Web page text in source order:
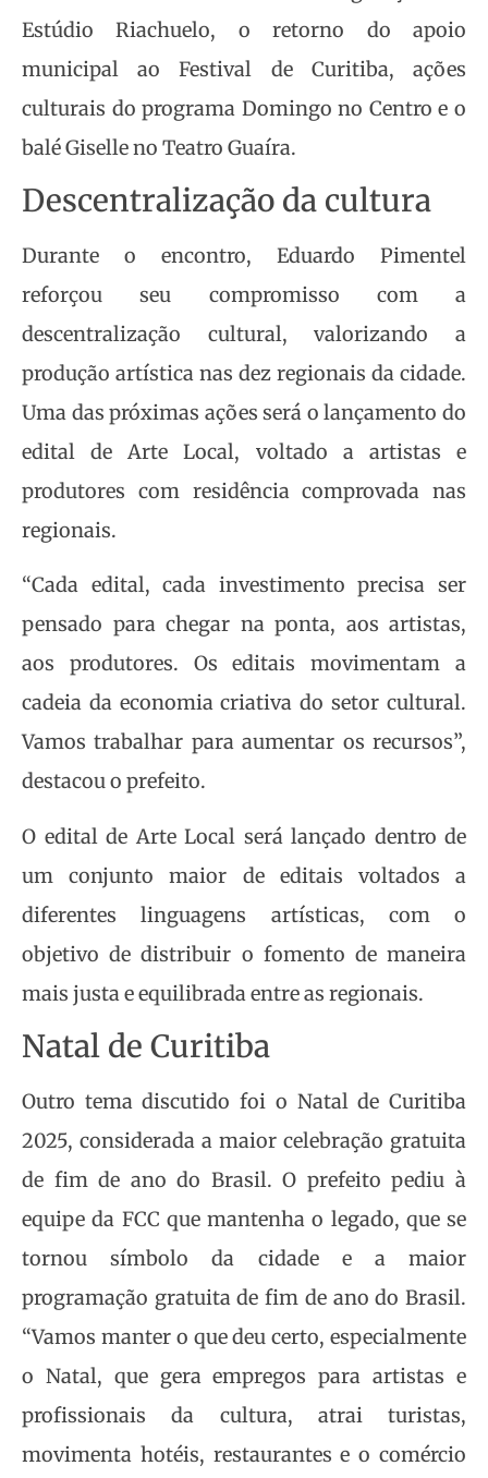
Estúdio Riachuelo, o retorno do apoio
municipal ao Festival de Curitiba, ações
culturais do programa Domingo no Centro e o
balé Giselle no Teatro Guaíra.
Descentralização da cultura
Durante o encontro, Eduardo Pimentel
reforçou seu compromisso com a
descentralização cultural, valorizando a
produção artística nas dez regionais da cidade.
Uma das próximas ações será o lançamento do
edital de Arte Local, voltado a artistas e
produtores com residência comprovada nas
regionais.
“Cada edital, cada investimento precisa ser
pensado para chegar na ponta, aos artistas,
aos produtores. Os editais movimentam a
cadeia da economia criativa do setor cultural.
Vamos trabalhar para aumentar os recursos”,
destacou o prefeito.
O edital de Arte Local será lançado dentro de
um conjunto maior de editais voltados a
diferentes linguagens artísticas, com o
objetivo de distribuir o fomento de maneira
mais justa e equilibrada entre as regionais.
Natal de Curitiba
Outro tema discutido foi o Natal de Curitiba
2025, considerada a maior celebração gratuita
de fim de ano do Brasil. O prefeito pediu à
equipe da FCC que mantenha o legado, que se
tornou símbolo da cidade e a maior
programação gratuita de fim de ano do Brasil.
“Vamos manter o que deu certo, especialmente
o Natal, que gera empregos para artistas e
profissionais da cultura, atrai turistas,
movimenta hotéis, restaurantes e o comércio